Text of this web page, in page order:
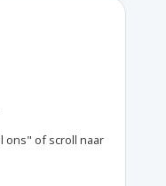
ons" of scroll naar